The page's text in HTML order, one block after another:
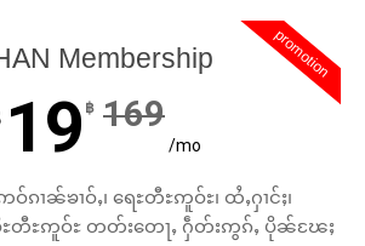
promotion
Membership
19 ฿ 169
/mo
ၵၢၼ်ၶၢဝ်ႇ၊ ရေႊတီႊဢူဝ်ႊ၊ ထႆႇႁၢင်ႈ၊
ဝီႊတီႊဢူဝ်ႊ တတ်းတေႃႇ ႁဵတ်းဢွၵ်ႇ ပိုၼ်ၽႄႈ